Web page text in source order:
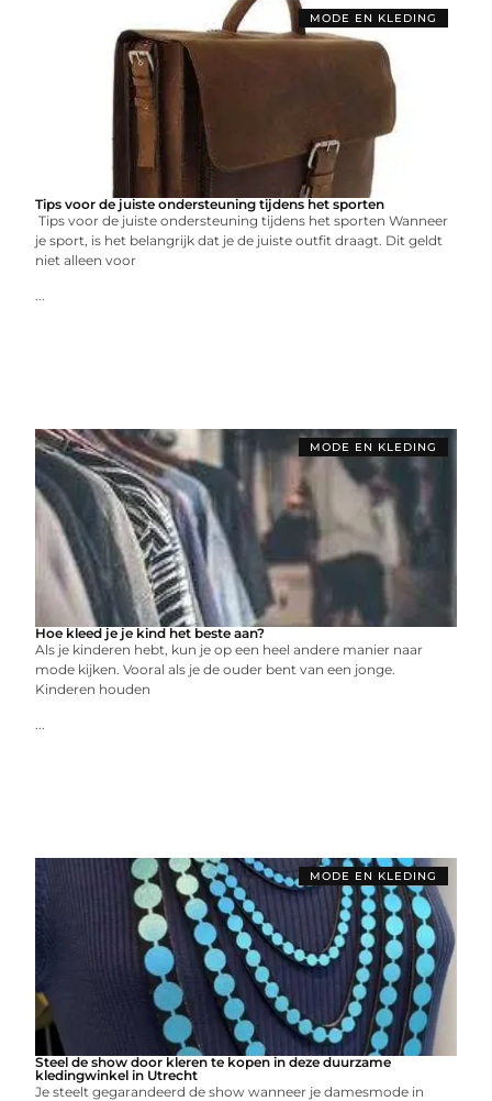
MODE EN KLEDING
Tips voor de juiste ondersteuning tijdens het sporten
Tips voor de juiste ondersteuning tijdens het sporten Wanneer
je sport, is het belangrijk dat je de juiste outfit draagt. Dit geldt
niet alleen voor
...
MODE EN KLEDING
Hoe kleed je je kind het beste aan?
Als je kinderen hebt, kun je op een heel andere manier naar
mode kijken. Vooral als je de ouder bent van een jonge.
Kinderen houden
...
MODE EN KLEDING
Steel de show door kleren te kopen in deze duurzame
kledingwinkel in Utrecht
Je steelt gegarandeerd de show wanneer je damesmode in